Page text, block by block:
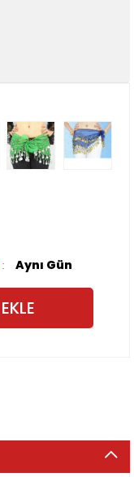
: Aynı Gün